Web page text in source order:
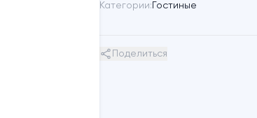
Категории: Гостиные
Поделиться